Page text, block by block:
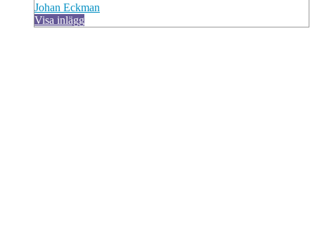
Johan Eckman
Visa inlägg